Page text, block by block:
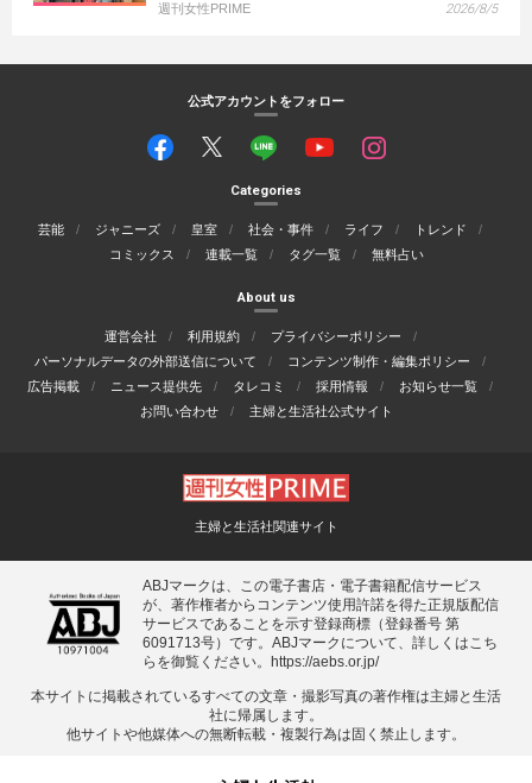
週刊女性PRIME 2026/8/5
公式アカウントをフォロー
Categories
芸能 ジャニーズ 皇室 社会・事件 ライフ
トレンド
コミックス
連載一覧 タグ一覧 無料占い
About us
運営会社 利用規約
プライバシーポリシー
パーソナルデータの外部送信について
コンテンツ制作・編集ポリシー
広告掲載
ニュース提供先 タレコミ 採用情報
お知らせ一覧
お問い合わせ
主婦と生活社公式サイト
主婦と生活社関連サイト
ABJマークは、この電子書店・電子書籍配信サービス
が、著作権者からコンテンツ使用許諾を得た正規版配信
サービスであることを示す登録商標（登録番号 第
6091713号）です。ABJマークについて、詳しくはこち
らを御覧ください。
https://aebs.or.jp/
本サイトに掲載されているすべての⽂章・撮影写真の著作権は主婦と⽣活
社に帰属します。
他サイトや他媒体への無断転載・複製⾏為は固く禁⽌します。